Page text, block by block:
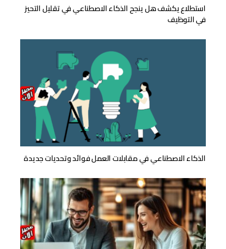
استطلاع يكشف هل ينجح الذكاء الاصطناعي في تقليل التحيز
في التوظيف
الذكاء الاصطناعي في مقابلات العمل فوائد وتحديات جديدة